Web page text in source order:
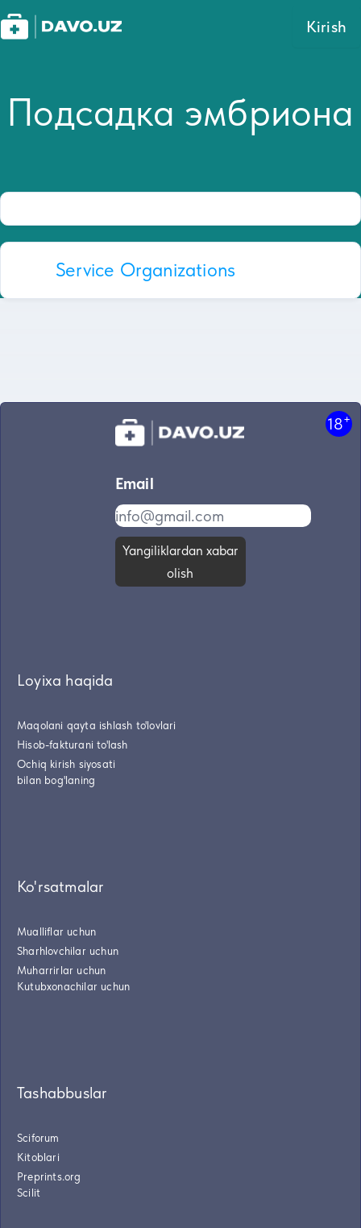
Kirish
Подсадка эмбриона
Service Organizations
18+
Email
Yangiliklardan xabar
olish
Loyixa haqida
Maqolani qayta ishlash to'lovlari
Hisob-fakturani to'lash
Ochiq kirish siyosati
bilan bog'laning
Ko'rsatmalar
Mualliflar uchun
Sharhlovchilar uchun
Muharrirlar uchun
Kutubxonachilar uchun
Tashabbuslar
Sciforum
Kitoblari
Preprints.org
Scilit